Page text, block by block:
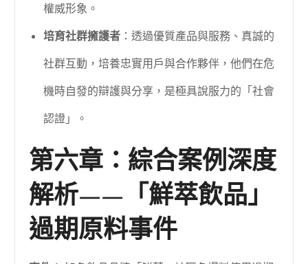
權威形象。
培育社群擁護者 ：透過優質產品與服務、真誠的
社群互動，培養忠實用戶與合作夥伴，他們在危
機時自發的辯護與分享，是極具說服力的「社會
認證」。
第六章：綜合案例深度
解析——「鮮萃飲品」
過期原料事件